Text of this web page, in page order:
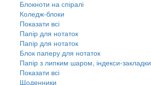
Блокноти на спіралі
Коледж-блоки
Показати всі
Папір для нотаток
Папір для нотаток
Блок паперу для нотаток
Папір з липким шаром, індекси-закладки
Показати всі
Щоденники